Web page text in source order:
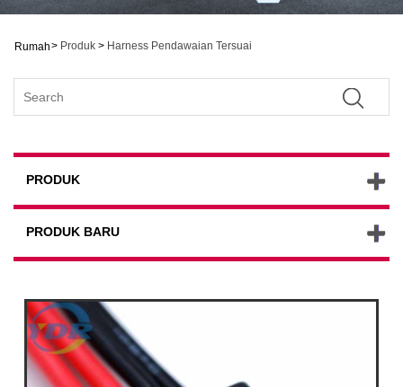
Rumah> Produk > Harness Pendawaian Tersuai
PRODUK
PRODUK BARU